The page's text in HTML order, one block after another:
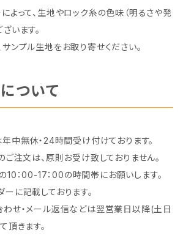
よって、生地やロック糸の色味（明るさや発
います。
ンプル生地をお取り寄せください。
ついて
中無休・24時間受け付けております。
注文は、原則お受け致しておりません。
：00-17：00の時間帯にお願いします。
に記載しております。
せ・メール返信などは翌営業日以降(土日
頂きます。